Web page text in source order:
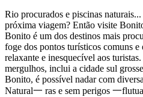
Rio procurados e piscinas
próxima viagem? Então visite
Bonito é um dos destinos mais
foge dos pontos turísticos comuns e
relaxante e inesquecível aos
mergulhos, inclui a cidade sul
Bonito, é possível nadar com
Natural一 ras e sem perigos 一